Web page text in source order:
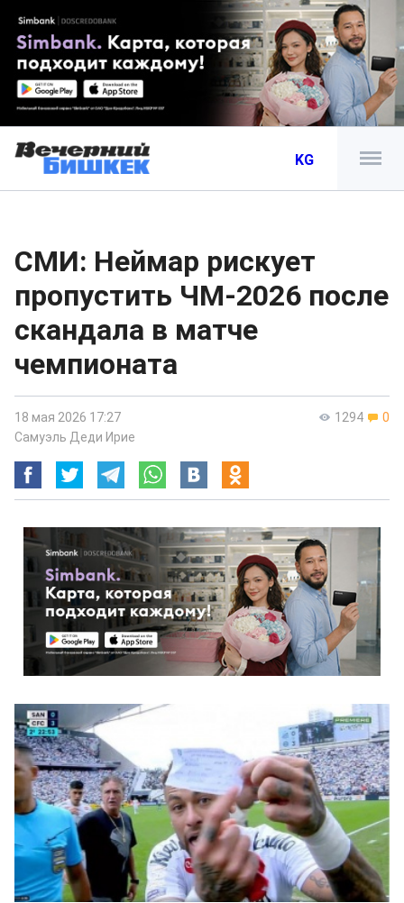
KG
СМИ: Неймар рискует
пропустить ЧМ-2026 после
скандала в матче
чемпионата
1294 0
18 мая 2026 17:27
Самуэль Деди Ирие